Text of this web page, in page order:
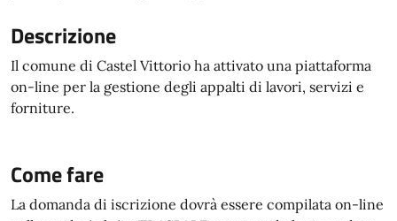
Descrizione
Il comune di Castel Vittorio ha attivato una piattaforma
on-line per la gestione degli appalti di lavori, servizi e
forniture.
Come fare
La domanda di iscrizione dovrà essere compilata on-line